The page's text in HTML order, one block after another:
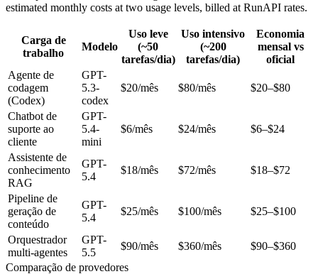
estimated monthly costs at two usage levels, billed at RunAPI rates.
Carga de
trabalho
Modelo
Uso leve
(~50
tarefas/dia)
Uso intensivo
(~200
tarefas/dia)
Economia
mensal vs
oficial
Agente de
codagem
(Codex)
GPT-
5.3-
codex
$20/mês $80/mês $20–$80
Chatbot de
suporte ao
cliente
GPT-
5.4-
mini
$6/mês $24/mês $6–$24
Assistente de
conhecimento
RAG
GPT-
5.4
$18/mês $72/mês $18–$72
Pipeline de
geração de
conteúdo
GPT-
5.4
$25/mês $100/mês $25–$100
Orquestrador
multi-agentes
GPT-
5.5
$90/mês $360/mês
$90–$360
Comparação de provedores